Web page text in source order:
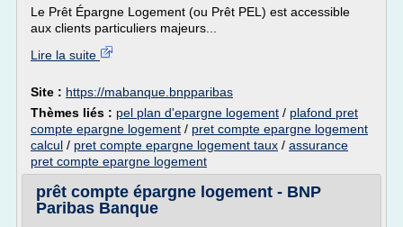
Le Prêt Épargne Logement (ou Prêt PEL) est accessible
aux clients particuliers majeurs...
Lire la suite
Site : https://mabanque.bnpparibas
Thèmes liés : pel plan d'epargne logement / plafond pret
compte epargne logement / pret compte epargne logement
calcul / pret compte epargne logement taux / assurance
pret compte epargne logement
prêt compte épargne logement - BNP
Paribas Banque